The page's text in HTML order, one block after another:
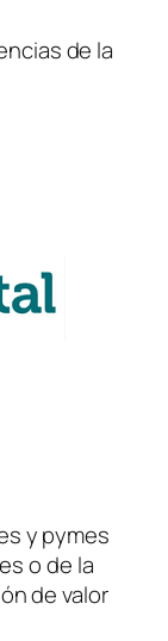
de la
y pymes
o de la
de valor